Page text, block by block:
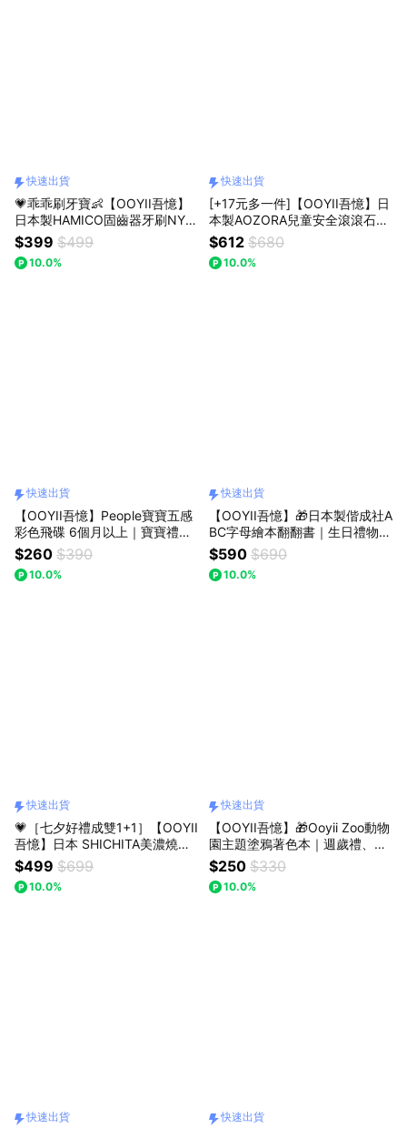
快速出貨
💗乖乖刷牙寶👶【OOYII吾憶】
日本製HAMICO固齒器牙刷NY系
列 (黃色小鴨/太空/獨角獸/叢林)
｜新生禮、彌月禮、週歲禮、生
日禮物｜【快速出貨】
$399 $499
10.0%
快速出貨
[+17元多一件]【OOYII吾憶】日
本製AOZORA兒童安全滾滾石手
握蠟筆 - 提繩版｜週歲禮、生日
禮物、兒童節禮物｜【快速出
貨】
$612 $680
10.0%
快速出貨
【OOYII吾憶】People寶寶五感
彩色飛碟 6個月以上｜寶寶禮
物、寶寶月齡玩具｜【快速出
貨】
$260 $390
10.0%
快速出貨
【OOYII吾憶】🎁日本製偕成社A
BC字母繪本翻翻書｜生日禮物、
兒童節禮物、聖誕禮物｜【快速
出貨】
$590 $690
10.0%
快速出貨
💗［七夕好禮成雙1+1］【OOYII
吾憶】日本 SHICHITA美濃燒餐
碗-貓咪 (兩入-11cm)｜結婚禮
物、新家禮物、喬遷禮物、新年
禮物｜【快速出貨】
$499 $699
10.0%
快速出貨
【OOYII吾憶】🎁Ooyii Zoo動物
園主題塗鴉著色本｜週歲禮、生
日禮物、兒童節禮物、聖誕禮物
｜【快速出貨】
$250 $330
10.0%
快速出貨 快速出貨